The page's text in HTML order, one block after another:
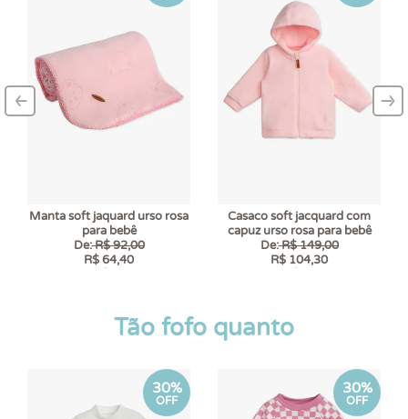
Manta soft jaquard urso rosa
para bebê
De:R$ 92,00
R$ 64,40
Casaco soft jacquard com
capuz urso rosa para bebê
De:R$ 149,00
R$ 104,30
–
‹ –
›
Tão fofo quanto
30%
OFF
30%
OFF